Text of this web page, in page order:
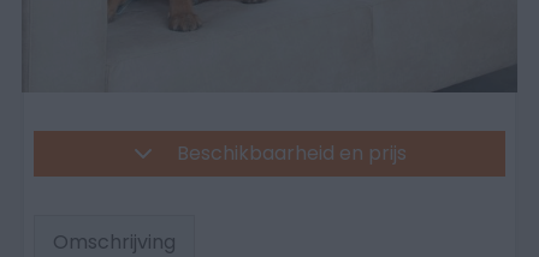
Beschikbaarheid en prijs
Omschrijving